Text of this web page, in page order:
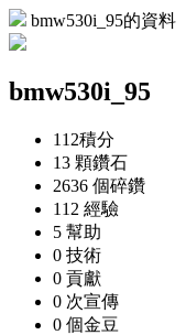
bmw530i_95的資料
bmw530i_95
112積分
13 顆鑽石
2636 個碎鑽
112 經驗
5 幫助
0 技術
0 貢獻
0 次宣傳
0 個金豆